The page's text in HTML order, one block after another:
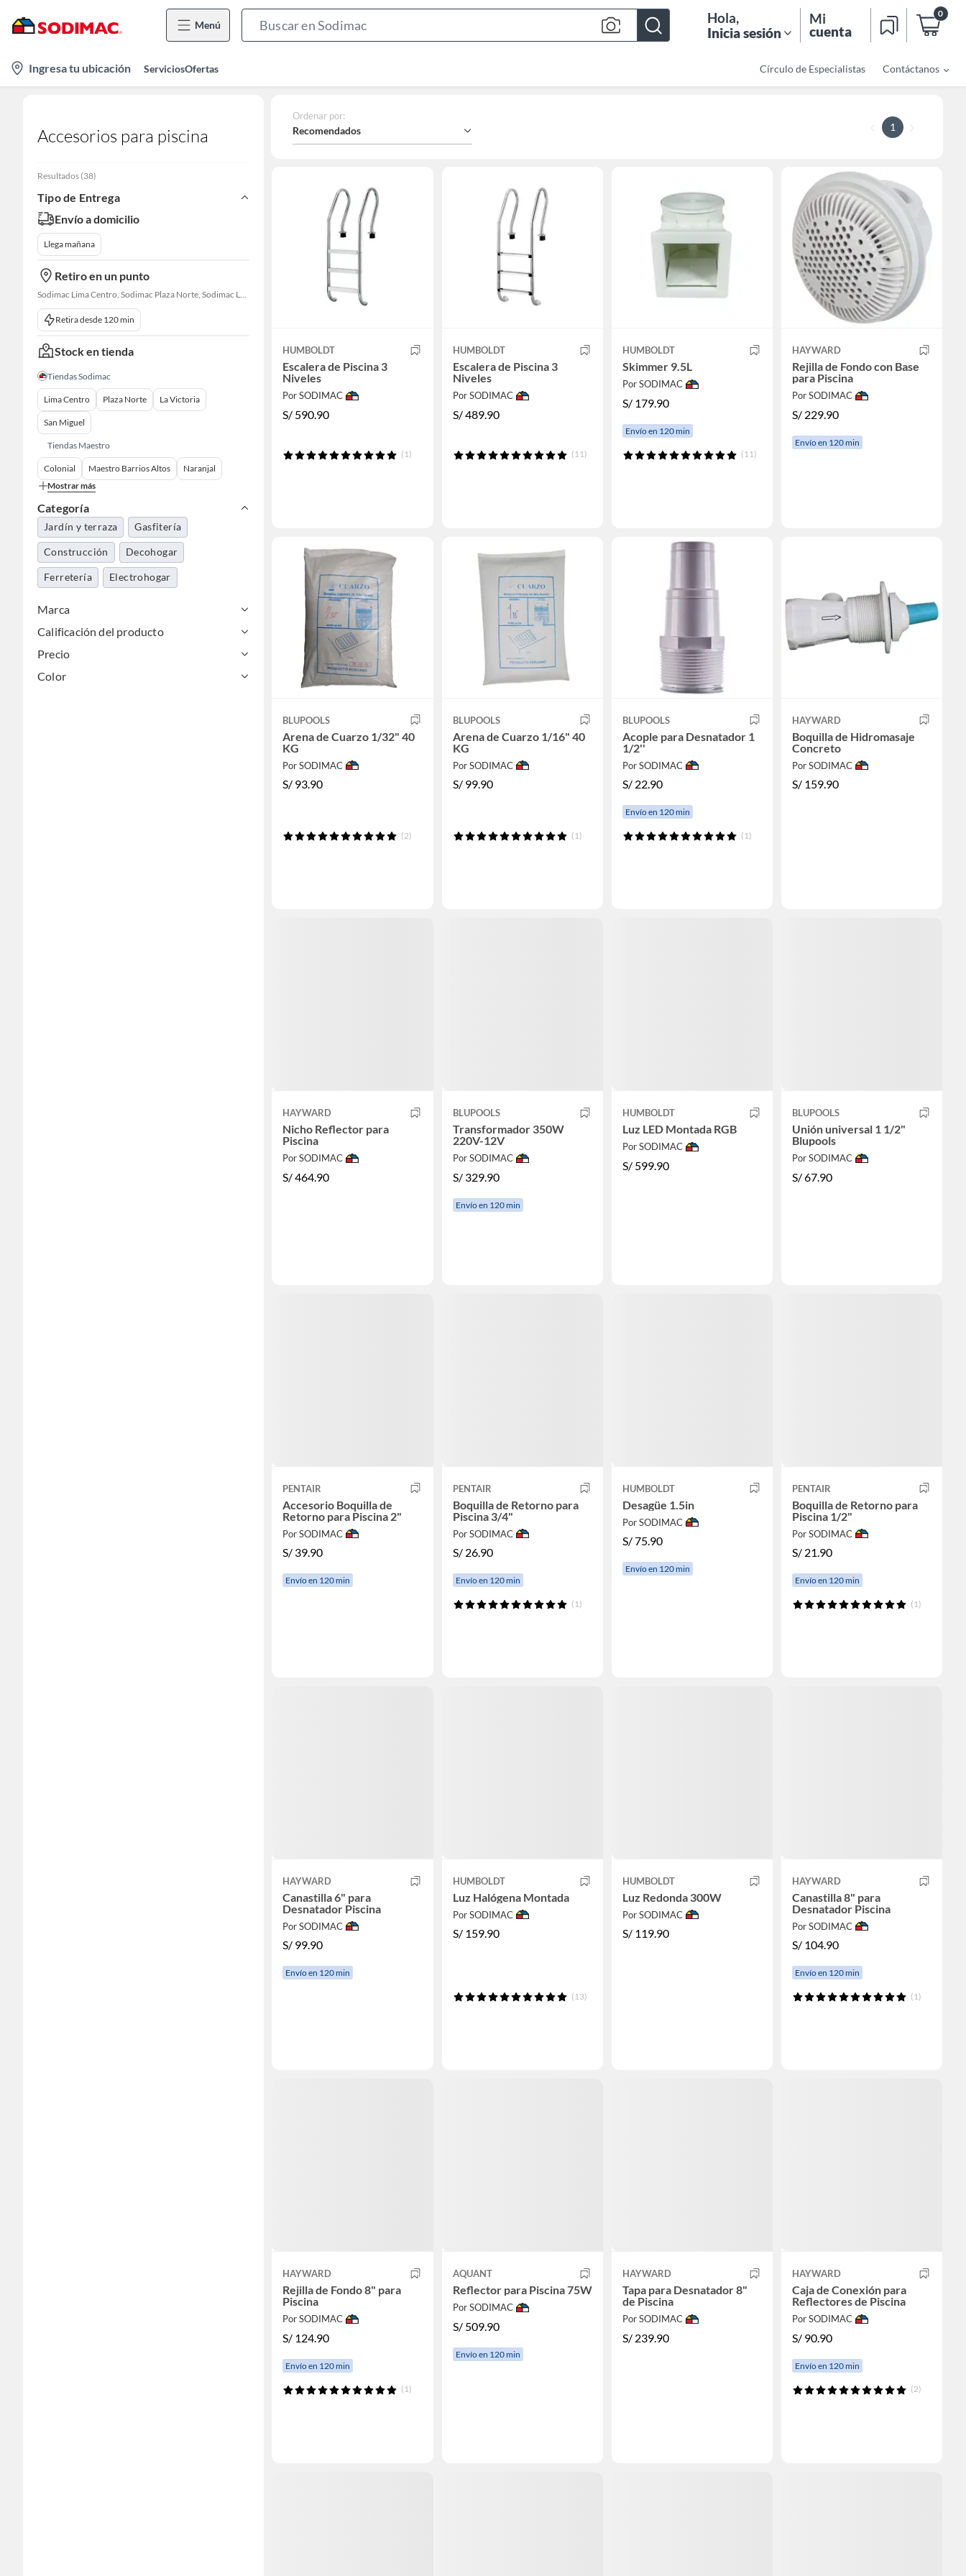
Menú
Bar
Hola,
Inicia sesión
Mi
cuenta
0
location-
icon
Ingresa tu ubicación ServiciosOfertas Círculo de Especialistas Contáctanos
Accesorios para piscina
Resultados (38)
Tipo de Entrega
Envío a domicilio
Llega mañana
Retiro en un punto
Sodimac Lima Centro, Sodimac Plaza Norte, Sodimac La Victoria, Sodimac San Miguel, Sodimac S. J. Lurigancho, Sodimac Chacarilla, Sodimac Av. La Molina, Sodimac Colonial, Maestro Barrios Altos, Sodimac Naranjal
Retira desde 120 min
Stock en tienda
Tiendas Sodimac
Lima Centro Plaza Norte La Victoria
San Miguel
Tiendas Maestro
Colonial Maestro Barrios Altos
Naranjal
Mostrar más
Categoría
Jardín y terraza Gasfitería
Construcción Decohogar
Ferretería Electrohogar
Marca
Calificación del producto
Precio
Color
Ordenar por:
Recomendados 1
HUMBOLDT
Escalera de Piscina 3
Niveles
Por SODIMAC
S/ 590.90
(1)
HUMBOLDT
Escalera de Piscina 3
Niveles
Por SODIMAC
S/489.90
(11)
HUMBOLDT
Skimmer 9.5L
Por SODIMAC
S/ 179.90
Envío en 120 min
(11)
HAYWARD
Rejilla de Fondo con Base
para Piscina
Por SODIMAC
S/ 229.90
Envío en 120 min
BLUPOOLS
Arena de Cuarzo 1/32" 40
KG
Por SODIMAC
S/ 93.90
(2)
BLUPOOLS
Arena de Cuarzo 1/16" 40
KG
Por SODIMAC
S/ 99.90
(1)
BLUPOOLS
Acople para Desnatador 1
1/2''
Por SODIMAC
S/ 22.90
Envío en 120 min
(1)
HAYWARD
Boquilla de Hidromasaje
Concreto
Por SODIMAC
S/ 159.90
HAYWARD
Nicho Reflector para
Piscina
Por SODIMAC
S/464.90
BLUPOOLS
Transformador 350W
220V-12V
Por SODIMAC
S/ 329.90
Envío en 120 min
HUMBOLDT
Luz LED Montada RGB
Por SODIMAC
S/ 599.90
BLUPOOLS
Unión universal 1 1/2"
Blupools
Por SODIMAC
S/67.90
PENTAIR
Accesorio Boquilla de
Retorno para Piscina 2"
Por SODIMAC
S/ 39.90
Envío en 120 min
PENTAIR
Boquilla de Retorno para
Piscina 3/4"
Por SODIMAC
S/ 26.90
Envío en 120 min
(1)
HUMBOLDT
Desagüe 1.5in
Por SODIMAC
S/75.90
Envío en 120 min
PENTAIR
Boquilla de Retorno para
Piscina 1/2"
Por SODIMAC
S/ 21.90
Envío en 120 min
(1)
HAYWARD
Canastilla 6" para
Desnatador Piscina
Por SODIMAC
S/ 99.90
Envío en 120 min
HUMBOLDT
Luz Halógena Montada
Por SODIMAC
S/ 159.90
(13)
HUMBOLDT
Luz Redonda 300W
Por SODIMAC
S/ 119.90
HAYWARD
Canastilla 8" para
Desnatador Piscina
Por SODIMAC
S/ 104.90
Envío en 120 min
(1)
HAYWARD
Rejilla de Fondo 8" para
Piscina
Por SODIMAC
S/ 124.90
Envío en 120 min
(1)
AQUANT
Reflector para Piscina 75W
Por SODIMAC
S/ 509.90
Envío en 120 min
HAYWARD
Tapa para Desnatador 8"
de Piscina
Por SODIMAC
S/ 239.90
HAYWARD
Caja de Conexión para
Reflectores de Piscina
Por SODIMAC
S/ 90.90
Envío en 120 min
(2)